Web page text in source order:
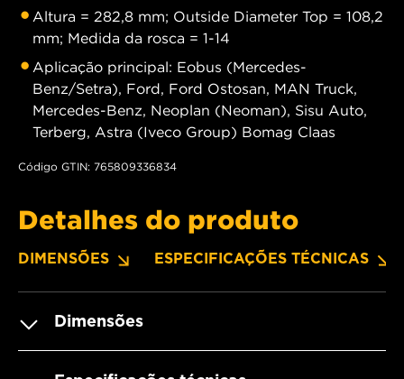
Altura = 282,8 mm; Outside Diameter Top = 108,2
mm; Medida da rosca = 1-14
Aplicação principal: Eobus (Mercedes-
Benz/Setra), Ford, Ford Ostosan, MAN Truck,
Mercedes-Benz, Neoplan (Neoman), Sisu Auto,
Terberg, Astra (Iveco Group) Bomag Claas
Código GTIN: 765809336834
Detalhes do produto
DIMENSÕES ESPECIFICAÇÕES TÉCNICAS
Dimensões